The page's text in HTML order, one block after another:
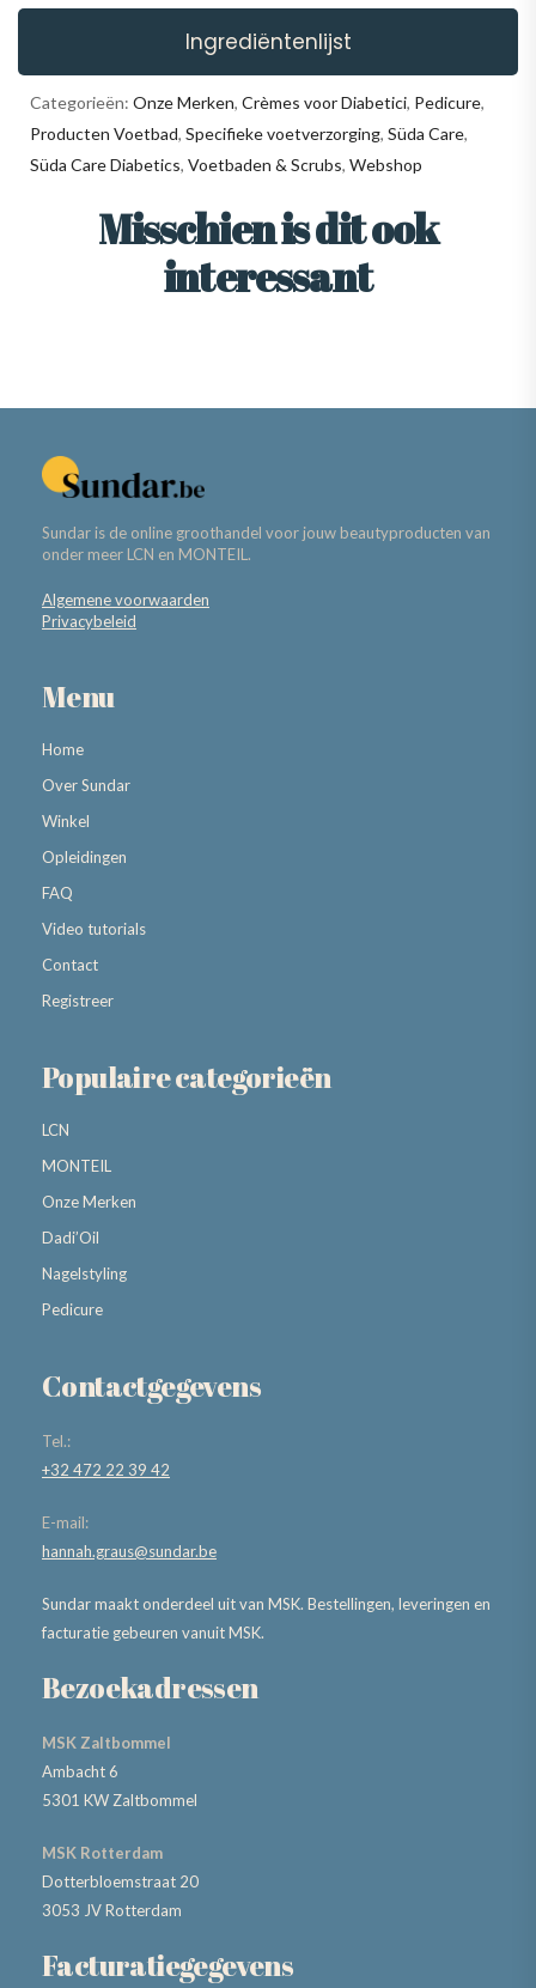
Ingrediëntenlijst
Categorieën: Onze Merken, Crèmes voor Diabetici, Pedicure,
Producten Voetbad, Specifieke voetverzorging, Süda Care,
Süda Care Diabetics, Voetbaden & Scrubs, Webshop
Misschien is dit ook
interessant
Sundar is de online groothandel voor jouw beautyproducten van
onder meer LCN en MONTEIL.
Algemene voorwaarden
Privacybeleid
Menu
Home
Over Sundar
Winkel
Opleidingen
FAQ
Video tutorials
Contact
Registreer
Populaire categorieën
LCN
MONTEIL
Onze Merken
Dadi’Oil
Nagelstyling
Pedicure
Contactgegevens
Tel.:
+32 472 22 39 42
E-mail:
hannah.graus@sundar.be
Sundar maakt onderdeel uit van MSK. Bestellingen, leveringen en
facturatie gebeuren vanuit MSK.
Bezoekadressen
MSK Zaltbommel
Ambacht 6
5301 KW Zaltbommel
MSK Rotterdam
Dotterbloemstraat 20
3053 JV Rotterdam
Facturatiegegevens